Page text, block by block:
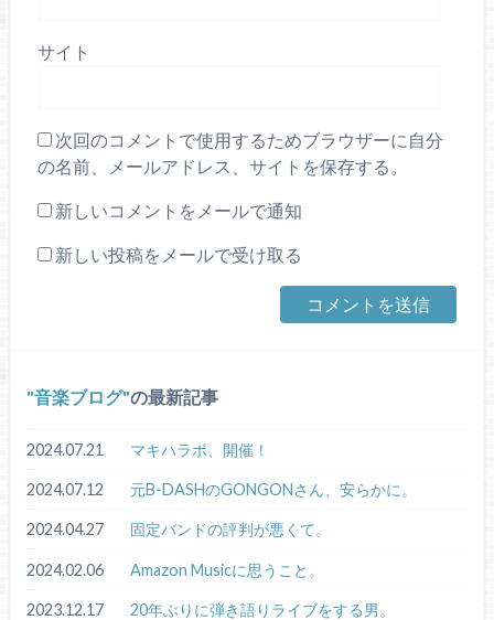
サイト
次回のコメントで使用するためブラウザーに自分
の名前、メールアドレス、サイトを保存する。
新しいコメントをメールで通知
新しい投稿をメールで受け取る
音楽ブログ の最新記事
2024.07.21 マキハラボ、開催！
2024.07.12 元B-DASHのGONGONさん、安らかに。
2024.04.27 固定バンドの評判が悪くて。
2024.02.06 Amazon Musicに思うこと。
2023.12.17 20年ぶりに弾き語りライブをする男。